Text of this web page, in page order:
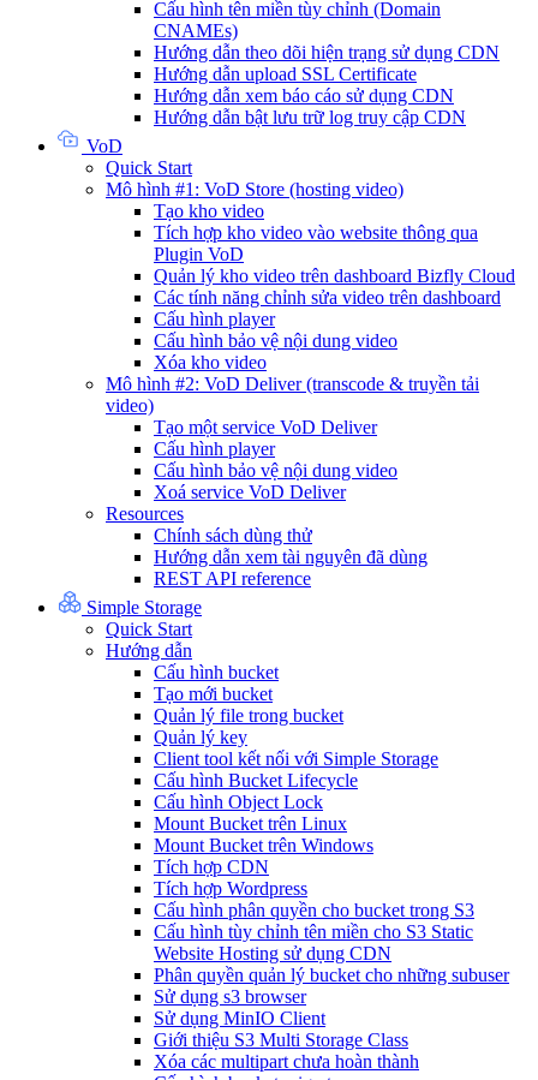
Cấu hình tên miền tùy chỉnh (Domain
CNAMEs)
Hướng dẫn theo dõi hiện trạng sử dụng CDN
Hướng dẫn upload SSL Certificate
Hướng dẫn xem báo cáo sử dụng CDN
Hướng dẫn bật lưu trữ log truy cập CDN
VoD
Quick Start
Mô hình #1: VoD Store (hosting video)
Tạo kho video
Tích hợp kho video vào website thông qua
Plugin VoD
Quản lý kho video trên dashboard Bizfly Cloud
Các tính năng chỉnh sửa video trên dashboard
Cấu hình player
Cấu hình bảo vệ nội dung video
Xóa kho video
Mô hình #2: VoD Deliver (transcode & truyền tải
video)
Tạo một service VoD Deliver
Cấu hình player
Cấu hình bảo vệ nội dung video
Xoá service VoD Deliver
Resources
Chính sách dùng thử
Hướng dẫn xem tài nguyên đã dùng
REST API reference
Simple Storage
Quick Start
Hướng dẫn
Cấu hình bucket
Tạo mới bucket
Quản lý file trong bucket
Quản lý key
Client tool kết nối với Simple Storage
Cấu hình Bucket Lifecycle
Cấu hình Object Lock
Mount Bucket trên Linux
Mount Bucket trên Windows
Tích hợp CDN
Tích hợp Wordpress
Cấu hình phân quyền cho bucket trong S3
Cấu hình tùy chỉnh tên miền cho S3 Static
Website Hosting sử dụng CDN
Phân quyền quản lý bucket cho những subuser
Sử dụng s3 browser
Sử dụng MinIO Client
Giới thiệu S3 Multi Storage Class
Xóa các multipart chưa hoàn thành